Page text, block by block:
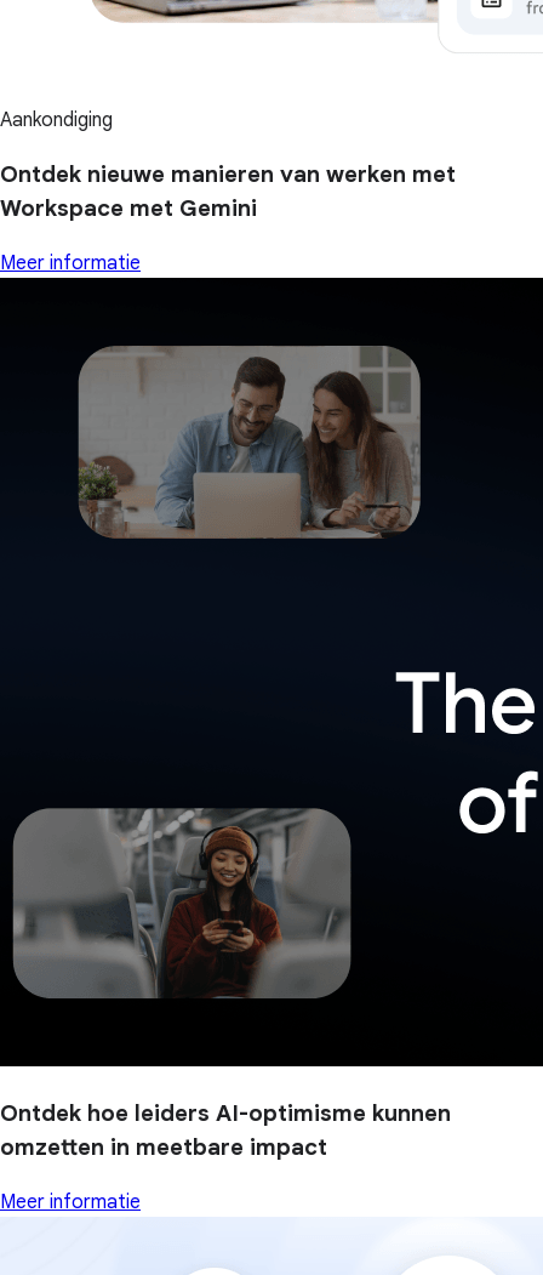
Aankondiging
Ontdek nieuwe manieren van werken met
Workspace met Gemini
Meer informatie
Ontdek hoe leiders AI-optimisme kunnen
omzetten in meetbare impact
Meer informatie